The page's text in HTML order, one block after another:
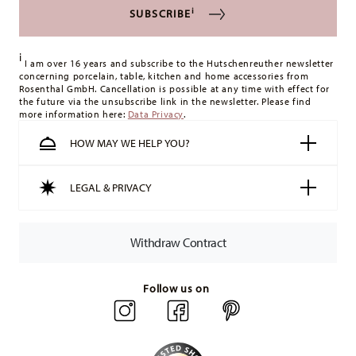
SUBSCRIBEi
i I am over 16 years and subscribe to the Hutschenreuther newsletter
concerning porcelain, table, kitchen and home accessories from
Rosenthal GmbH. Cancellation is possible at any time with effect for
the future via the unsubscribe link in the newsletter. Please find
more information here: Data Privacy.
HOW MAY WE HELP YOU?
LEGAL & PRIVACY
Withdraw Contract
Follow us on